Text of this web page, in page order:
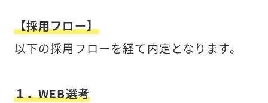
【採用フロー】
以下の採用フローを経て内定となります。
１．WEB選考